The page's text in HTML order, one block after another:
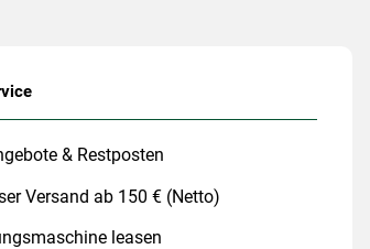
& Restposten
Versand ab 150 € (Netto)
leasen